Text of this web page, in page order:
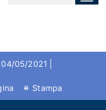
05/2021 |
Stampa